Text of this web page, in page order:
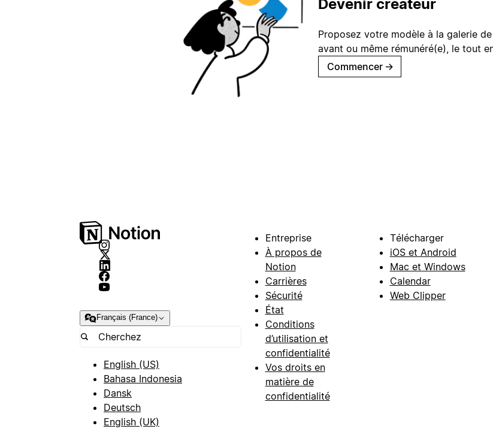
Devenir créateur
Proposez votre modèle à la galerie
avant ou même rémunéré(e), le tout
Commencer →
Français (France)
English (US)
Bahasa Indonesia
Dansk
Deutsch
English (UK)
Entreprise
À propos de
Notion
Carrières
Sécurité
État
Conditions
d’utilisation et
confidentialité
Vos droits en
matière de
confidentialité
Télécharger
iOS et Android
Mac et Windows
Calendar
Web Clipper